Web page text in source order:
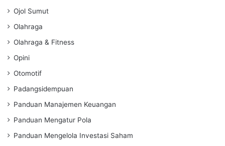
Ojol Sumut
Olahraga
Olahraga & Fitness
Opini
Otomotif
Padangsidempuan
Panduan Manajemen Keuangan
Panduan Mengatur Pola
Panduan Mengelola Investasi Saham